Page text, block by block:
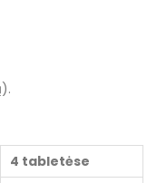
4 tabletėse